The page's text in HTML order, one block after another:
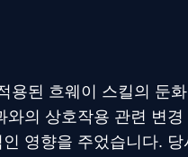
용된 흐웨이 스킬의 둔
와의 상호작용 관련 변경
영향을 주었습니다. 당